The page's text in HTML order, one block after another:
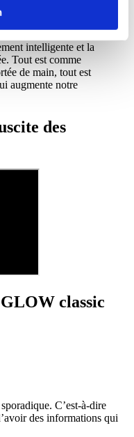
de circuler sans
intelligente et la
Tout est comme
de main, tout est
augmente notre
des
classic
C’est-à-dire
des informations qui